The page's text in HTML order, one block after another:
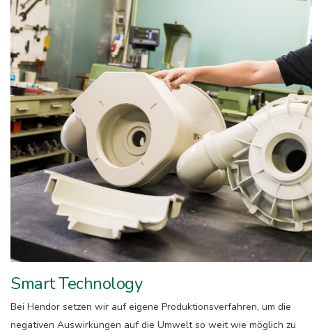
Smart Technology
Bei Hendor setzen wir auf eigene Produktionsverfahren, um die
negativen Auswirkungen auf die Umwelt so weit wie möglich zu